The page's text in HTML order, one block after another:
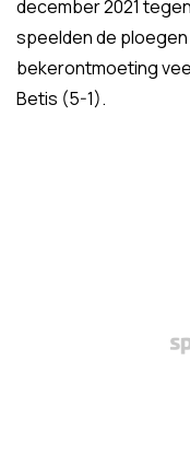
december 2021
speelden de
bekerontmoeting
Betis (5-1).